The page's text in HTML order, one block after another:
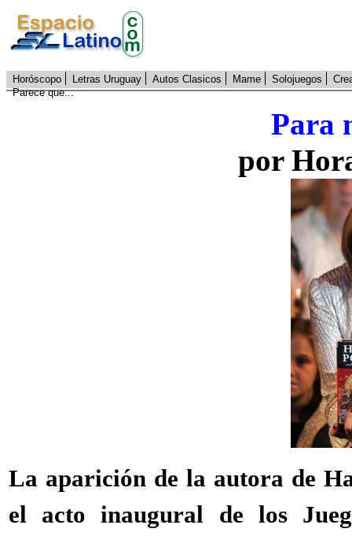
Horóscopo Letras Uruguay Autos Clasicos Mame Solojuegos
Parece que...
Para
por
La aparición de la autora de
el acto inaugural de los